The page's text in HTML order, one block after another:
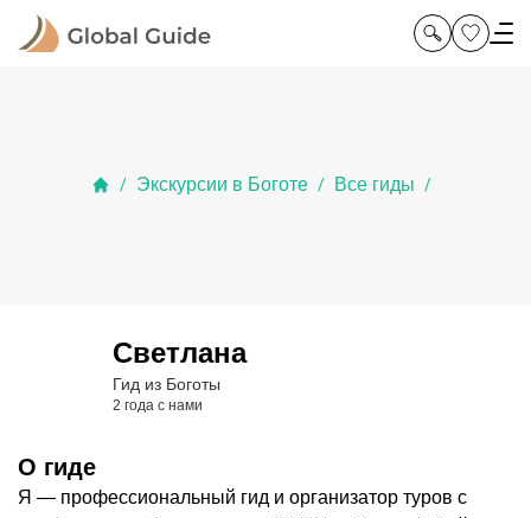
/ Экскурсии в Боготе / Все гиды /
Светлана
Гид из Боготы
2 года с нами
О гиде
Я — профессиональный гид и организатор туров с